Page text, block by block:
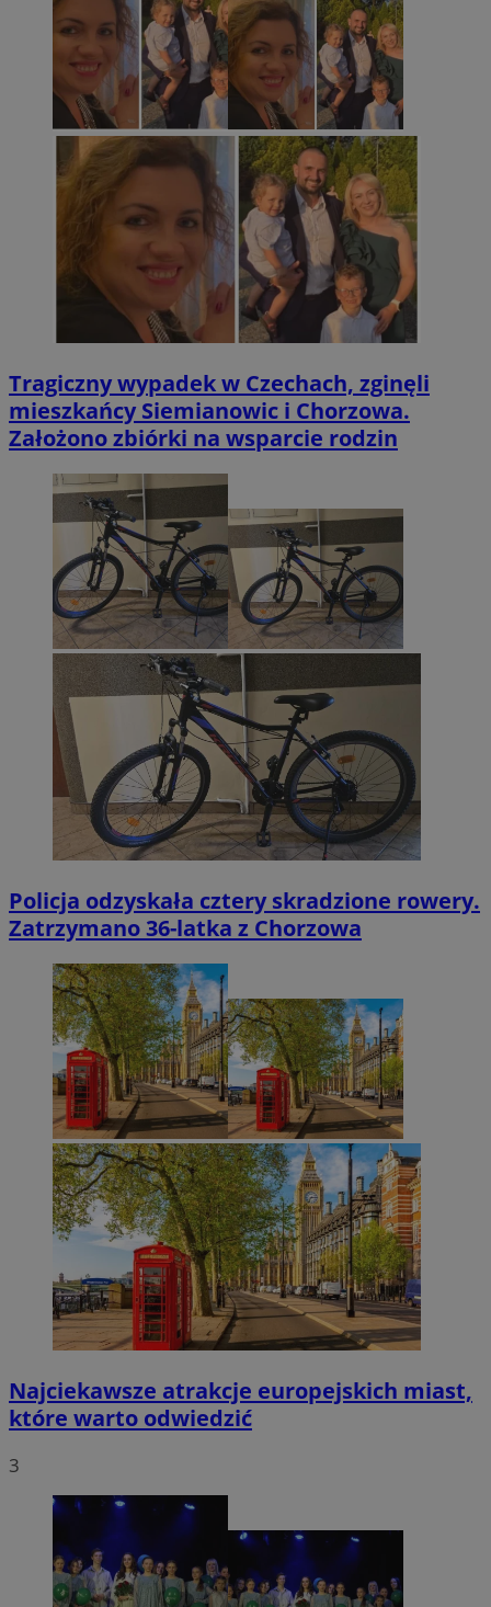
Tragiczny wypadek w Czechach, zginęli
mieszkańcy Siemianowic i Chorzowa.
Założono zbiórki na wsparcie rodzin
Policja odzyskała cztery skradzione rowery.
Zatrzymano 36-latka z Chorzowa
Najciekawsze atrakcje europejskich miast,
które warto odwiedzić
3